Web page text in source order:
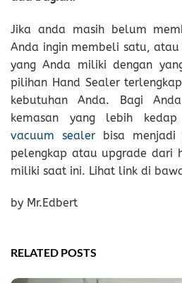
Jika anda masih belum
Anda ingin membeli satu,
yang Anda miliki dengan
pilihan Hand Sealer
kebutuhan Anda. Bagi
kemasan yang lebih
vacuum sealerbisa menjadi
pelengkap atau upgrade dari
miliki saat ini. Lihat link di
by Mr.Edbert
RELATED POSTS